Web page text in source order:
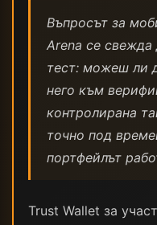
Въпросът за
Arena се свежда
тест: можеш ли
него към
контролирана
точно под
портфейлът
Trust Wallet за